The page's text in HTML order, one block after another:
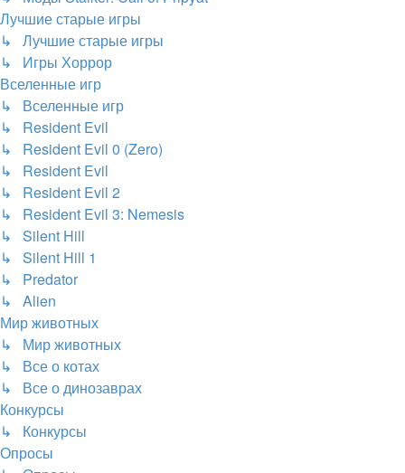
Лучшие старые игры
↳ Лучшие старые игры
↳ Игры Хоррор
Вселенные игр
↳ Вселенные игр
↳ Resident Evil
↳ Resident Evil 0 (Zero)
↳ Resident Evil
↳ Resident Evil 2
↳ Resident Evil 3: Nemesis
↳ Silent Hill
↳ Silent Hill 1
↳ Predator
↳ Alien
Мир животных
↳ Мир животных
↳ Все о котах
↳ Все о динозаврах
Конкурсы
↳ Конкурсы
Опросы